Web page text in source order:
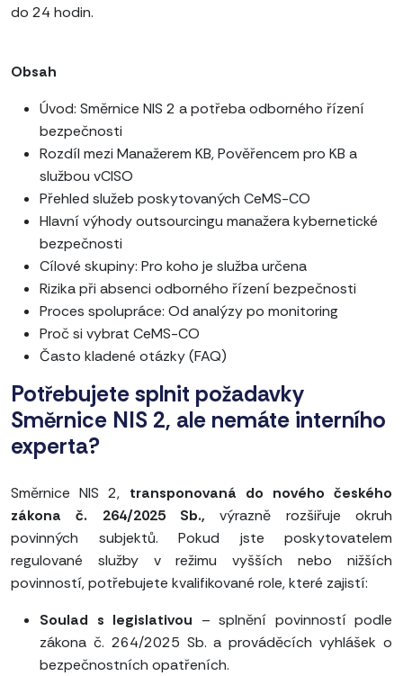
do 24 hodin.
Obsah
Úvod: Směrnice NIS 2 a potřeba odborného řízení
bezpečnosti
Rozdíl mezi Manažerem KB, Pověřencem pro KB a
službou vCISO
Přehled služeb poskytovaných CeMS-CO
Hlavní výhody outsourcingu manažera kybernetické
bezpečnosti
Cílové skupiny: Pro koho je služba určena
Rizika při absenci odborného řízení bezpečnosti
Proces spolupráce: Od analýzy po monitoring
Proč si vybrat CeMS-CO
Často kladené otázky (FAQ)
Potřebujete splnit požadavky
Směrnice NIS 2, ale nemáte interního
experta?
Směrnice NIS 2, transponovaná do nového českého
zákona č. 264/2025 Sb., výrazně rozšiřuje okruh
povinných subjektů. Pokud jste poskytovatelem
regulované služby v režimu vyšších nebo nižších
povinností, potřebujete kvalifikované role, které zajistí:
Soulad s legislativou – splnění povinností podle
zákona č. 264/2025 Sb. a prováděcích vyhlášek o
bezpečnostních opatřeních.